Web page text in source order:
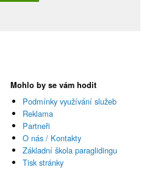
Mohlo by se vám hodit
Podmínky využívání služeb
Reklama
Partneři
O nás / Kontakty
Základní škola paraglidingu
Tisk stránky